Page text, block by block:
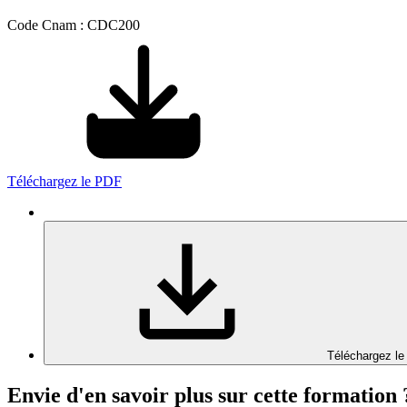
Code Cnam : CDC200
Téléchargez le PDF
Téléchargez le
Envie d'en savoir plus sur cette formation